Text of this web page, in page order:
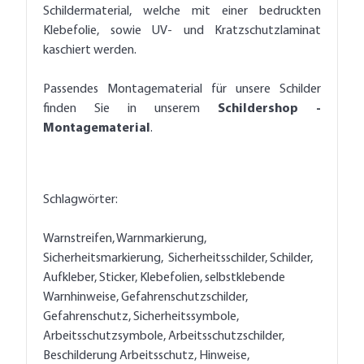
Schildermaterial, welche mit einer bedruckten
Klebefolie, sowie UV- und Kratzschutzlaminat
kaschiert werden.
Passendes Montagematerial für unsere Schilder
finden Sie in unserem Schildershop -
Montagematerial.
Schlagwörter:
Warnstreifen, Warnmarkierung,
Sicherheitsmarkierung, Sicherheitsschilder, Schilder,
Aufkleber, Sticker, Klebefolien, selbstklebende
Warnhinweise, Gefahrenschutzschilder,
Gefahrenschutz, Sicherheitssymbole,
Arbeitsschutzsymbole, Arbeitsschutzschilder,
Beschilderung Arbeitsschutz, Hinweise,